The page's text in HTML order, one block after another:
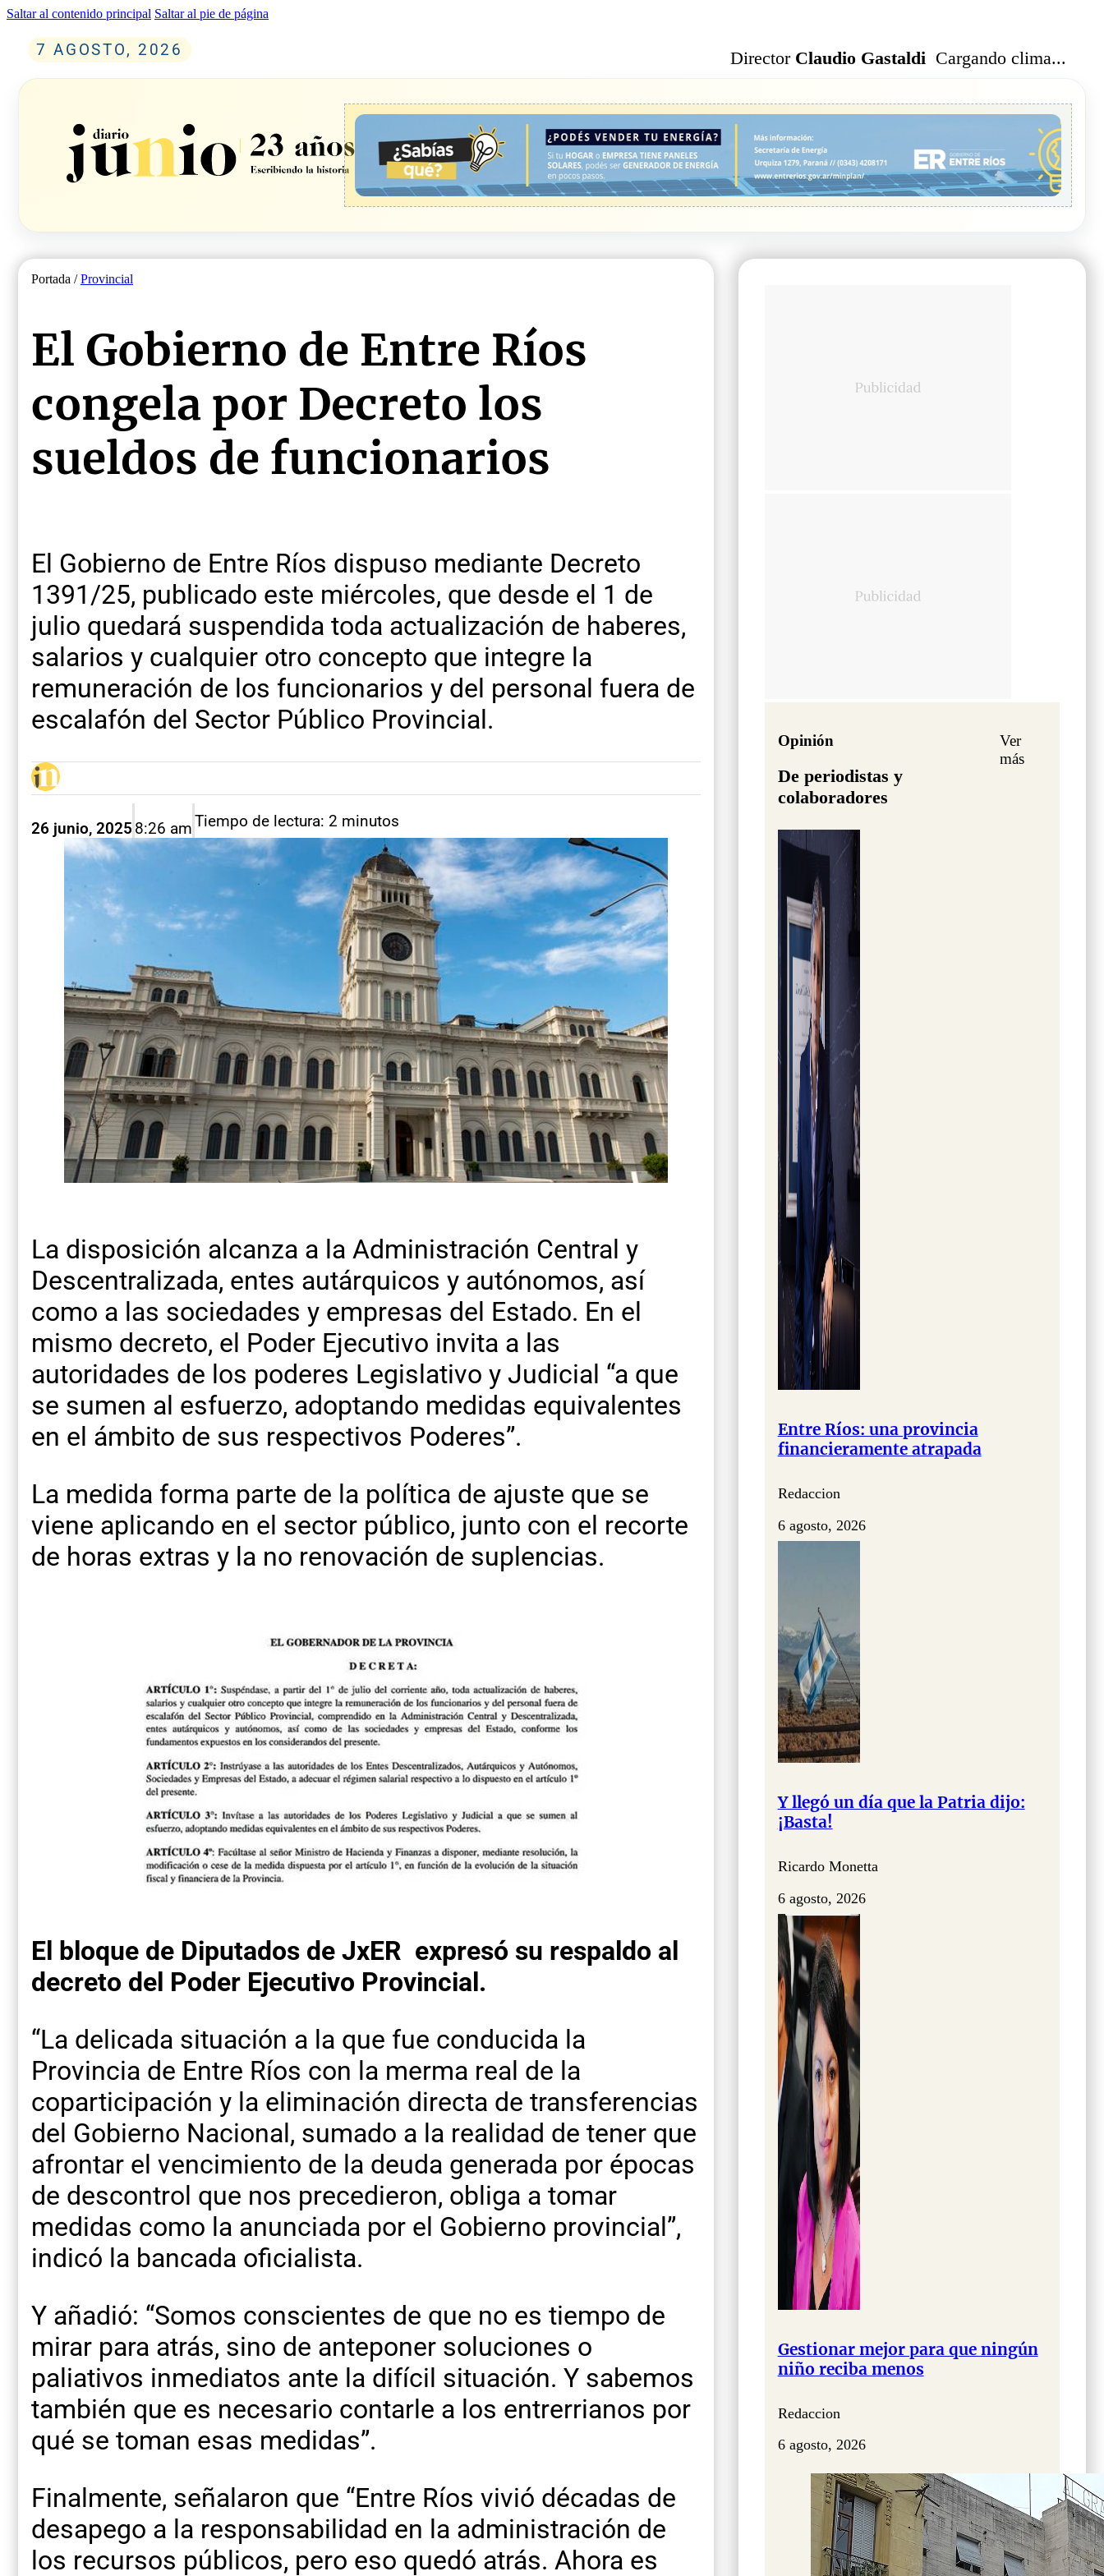
Saltar al contenido principal Saltar al pie de página
7 AGOSTO, 2026 Director Claudio Gastaldi Cargando clima...
Portada /Provincial
El Gobierno de Entre Ríos
congela por Decreto los
sueldos de funcionarios
El Gobierno de Entre Ríos dispuso mediante Decreto
1391/25, publicado este miércoles, que desde el 1 de
julio quedará suspendida toda actualización de haberes,
salarios y cualquier otro concepto que integre la
remuneración de los funcionarios y del personal fuera de
escalafón del Sector Público Provincial.
26 junio, 2025 8:26 amTiempo de lectura: 2 minutos
La disposición alcanza a la Administración Central y
Descentralizada, entes autárquicos y autónomos, así
como a las sociedades y empresas del Estado. En el
mismo decreto, el Poder Ejecutivo invita a las
autoridades de los poderes Legislativo y Judicial “a que
se sumen al esfuerzo, adoptando medidas equivalentes
en el ámbito de sus respectivos Poderes”.
La medida forma parte de la política de ajuste que se
viene aplicando en el sector público, junto con el recorte
de horas extras y la no renovación de suplencias.
El bloque de Diputados de JxER expresó su respaldo al
decreto del Poder Ejecutivo Provincial.
“La delicada situación a la que fue conducida la
Provincia de Entre Ríos con la merma real de la
coparticipación y la eliminación directa de transferencias
del Gobierno Nacional, sumado a la realidad de tener que
afrontar el vencimiento de la deuda generada por épocas
de descontrol que nos precedieron, obliga a tomar
medidas como la anunciada por el Gobierno provincial”,
indicó la bancada oficialista.
Y añadió: “Somos conscientes de que no es tiempo de
mirar para atrás, sino de anteponer soluciones o
paliativos inmediatos ante la difícil situación. Y sabemos
también que es necesario contarle a los entrerrianos por
qué se toman esas medidas”.
Finalmente, señalaron que “Entre Ríos vivió décadas de
desapego a la responsabilidad en la administración de
los recursos públicos, pero eso quedó atrás. Ahora es
Opinión
De periodistas y
colaboradores
Ver
más
Entre Ríos: una provincia
financieramente atrapada
Redaccion
6 agosto, 2026
Y llegó un día que la Patria dijo:
¡Basta!
Ricardo Monetta
6 agosto, 2026
Gestionar mejor para que ningún
niño reciba menos
Redaccion
6 agosto, 2026